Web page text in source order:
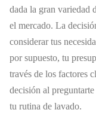
dada la gran variedad
el mercado. La
considerar tus
por supuesto, tu
través de los factores
decisión al preguntarte
tu rutina de lavado.